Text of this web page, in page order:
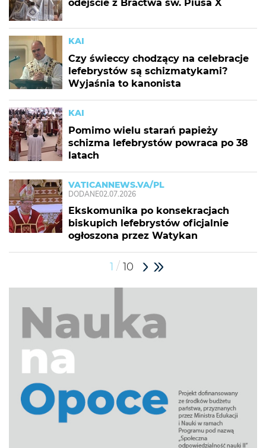
odejście z Bractwa św. Piusa X
KAI
Czy świeccy chodzący na celebracje
lefebrystów są schizmatykami?
Wyjaśnia to kanonista
KAI
Pomimo wielu starań papieży
schizma lefebrystów powraca po 38
latach
VATICANNEWS.VA/PL
DODANE02.07.2026
Ekskomunika po konsekracjach
biskupich lefebrystów oficjalnie
ogłoszona przez Watykan
1 / 10